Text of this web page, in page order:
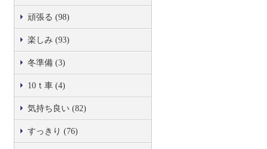
頑張る (98)
楽しみ (93)
冬準備 (3)
10ｔ車 (4)
気持ち良い (82)
すっきり (76)